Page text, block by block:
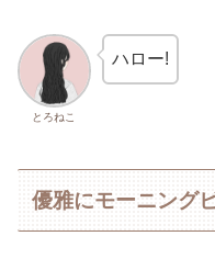
とろねこ
ハロー!
優雅にモーニング